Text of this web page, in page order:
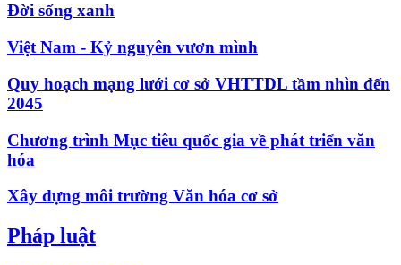
Đời sống xanh
Việt Nam - Kỷ nguyên vươn mình
Quy hoạch mạng lưới cơ sở VHTTDL tầm nhìn đến
2045
Chương trình Mục tiêu quốc gia về phát triển văn
hóa
Xây dựng môi trường Văn hóa cơ sở
Pháp luật